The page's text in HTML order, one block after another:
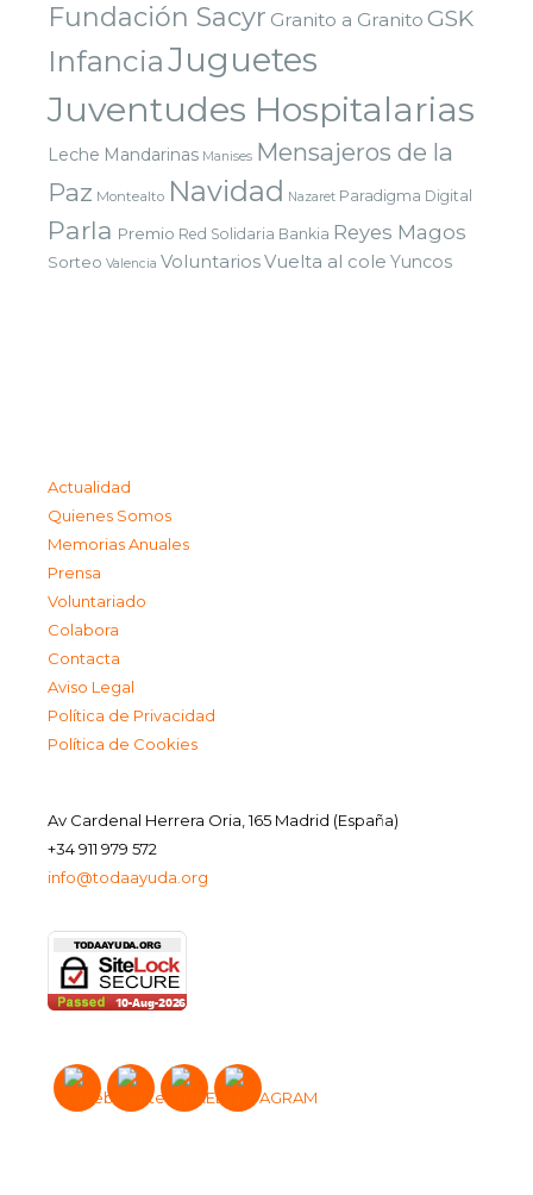
Fundación Sacyr Granito a Granito GSK
InfanciaJuguetes
Juventudes Hospitalarias
Leche Mandarinas Manises Mensajeros de la
Paz Montealto Navidad Nazaret Paradigma Digital
Parla Premio Red Solidaria Bankia Reyes Magos
Sorteo Valencia VoluntariosVuelta al cole Yuncos
Actualidad
Quienes Somos
Memorias Anuales
Prensa
Voluntariado
Colabora
Contacta
Aviso Legal
Política de Privacidad
Política de Cookies
Av Cardenal Herrera Oria, 165 Madrid (España)
+34 911 979 572
info@todaayuda.org